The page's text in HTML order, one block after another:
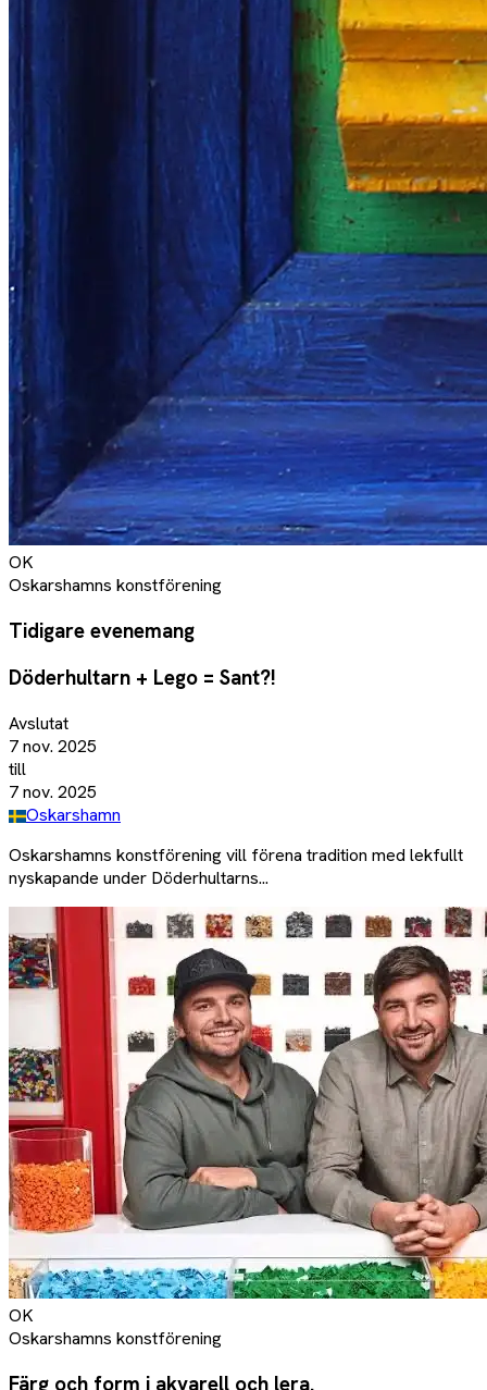
OK
Oskarshamns konstförening
Tidigare evenemang
Döderhultarn + Lego = Sant?!
Avslutat
7 nov. 2025
till
7 nov. 2025
Oskarshamn
Oskarshamns konstförening vill förena tradition med lekfullt
nyskapande under Döderhultarns...
OK
Oskarshamns konstförening
Färg och form i akvarell och lera.